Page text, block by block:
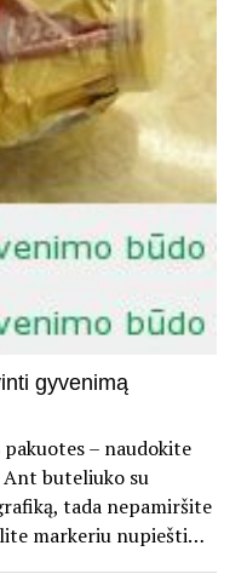
gyvenimą
– naudokite
buteliuko su
tada nepamiršite
markeriu nupiešti…